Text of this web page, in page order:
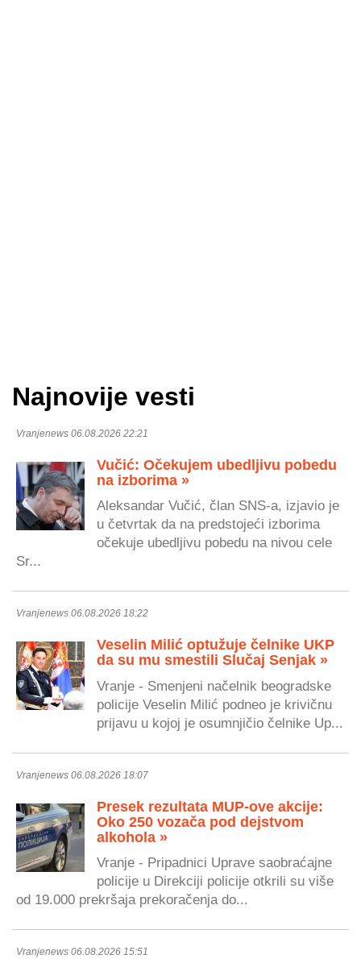
Najnovije vesti
Vranjenews 06.08.2026 22:21
Vučić: Očekujem ubedljivu pobedu
na izborima »
Aleksandar Vučić, član SNS-a, izjavio je
u četvrtak da na predstojeći izborima
očekuje ubedljivu pobedu na nivou cele
Sr...
Vranjenews 06.08.2026 18:22
Veselin Milić optužuje čelnike UKP
da su mu smestili Slučaj Senjak »
Vranje - Smenjeni načelnik beogradske
policije Veselin Milić podneo je krivičnu
prijavu u kojoj je osumnjičio čelnike Up...
Vranjenews 06.08.2026 18:07
Presek rezultata MUP-ove akcije:
Oko 250 vozača pod dejstvom
alkohola »
Vranje - Pripadnici Uprave saobraćajne
policije u Direkciji policije otkrili su više
od 19.000 prekršaja prekoračenja do...
Vranjenews 06.08.2026 15:51